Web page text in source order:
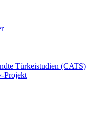
Türkeistudien (CATS)
Projekt